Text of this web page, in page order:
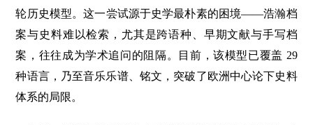
轮历史模型。这一尝试源于史学最朴素的困境——浩瀚档
案与史料难以检索，尤其是跨语种、早期文献与手写档
案，往往成为学术追问的阻隔。目前，该模型已覆盖 29
种语言，乃至音乐乐谱、铭文，突破了欧洲中心论下史料
体系的局限。